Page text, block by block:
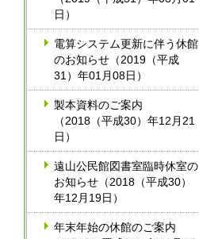
日）
電算システム更新に伴う休館
のお知らせ（2019（平成
31）年01月08日）
製本資料のご案内
（2018（平成30）年12月21
日）
遠山公民館図書室臨時休室の
お知らせ（2018（平成30）
年12月19日）
年末年始の休館のご案内